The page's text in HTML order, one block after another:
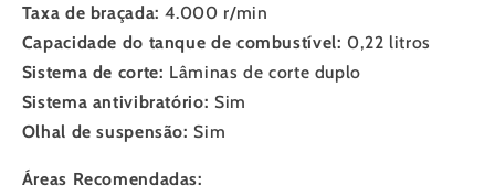
Taxa de braçada:4.000 r/min
Capacidade do tanque de combustível: 0,22 litros
Sistema de corte: Lâminas de corte duplo
Sistema antivibratório: Sim
Olhal de suspensão:Sim
Áreas Recomendadas: